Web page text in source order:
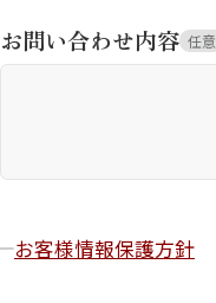
お問い合わせ内容 任意
お客様情報保護方針